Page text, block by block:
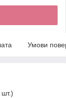
Умови
шт.)